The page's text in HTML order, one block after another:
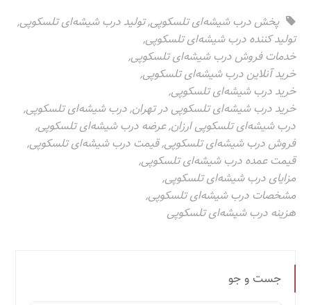
پخش درب شیشه‌ای تلسکوپی,تولید درب شیشه‌ای تلسکوپی,
تولید کننده درب شیشه‌ای تلسکوپی,
خدمات فروش درب شیشه‌ای تلسکوپی,
خرید آنلاین درب شیشه‌ای تلسکوپی,
خرید درب شیشه‌ای تلسکوپی,
خرید درب شیشه‌ای تلسکوپی در تهران,درب شیشه‌ای تلسکوپی,
درب شیشه‌ای تلسکوپی ارزان,عرضه درب شیشه‌ای تلسکوپی,
فروش درب شیشه‌ای تلسکوپی,قیمت درب شیشه‌ای تلسکوپی,
قیمت عمده درب شیشه‌ای تلسکوپی,
مزایای درب شیشه‌ای تلسکوپی,
مشخصات درب شیشه‌ای تلسکوپی,
هزینه درب شیشه‌ای تلسکوپی
جست و جو